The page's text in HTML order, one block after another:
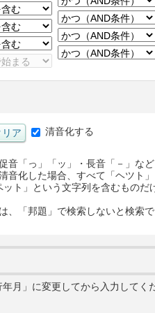
清音化する
音「っ」「ッ」・長音「－」な
音化した場合、すべて「ヘツト
ト」という文字列を含むもの
、「邦題」で検索しないと検索
月」に変更してから入力してく